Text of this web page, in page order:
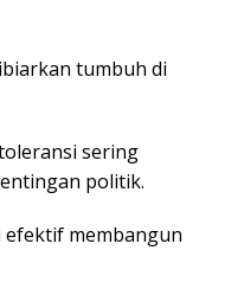
tumbuh di
sering
politik.
membangun